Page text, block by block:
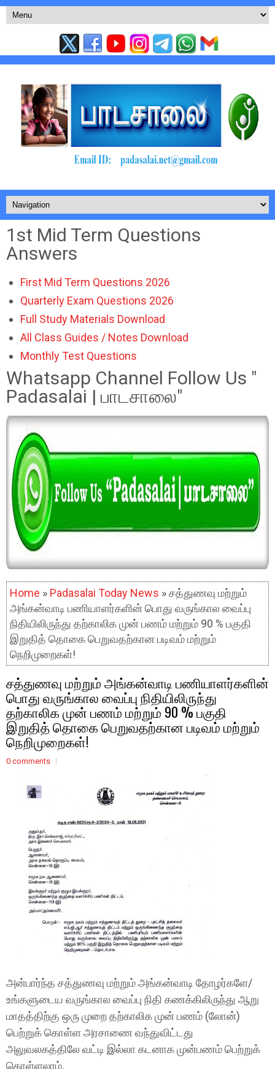
1st Mid Term Questions
Answers
First Mid Term Questions 2026
Quarterly Exam Questions 2026
Full Study Materials Download
All Class Guides / Notes Download
Monthly Test Questions
Whatsapp Channel Follow Us "
Padasalai | பாடசாலை"
Home » Padasalai Today News » சத்துணவு மற்றும்
அங்கன்வாடி பணியாளர்களின் பொது வருங்கால வைப்பு
நிதியிலிருந்து தற்காலிக முன் பணம் மற்றும் 90 % பகுதி
இறுதித் தொகை பெறுவதற்கான படிவம் மற்றும்
நெறிமுறைகள்!
சத்துணவு மற்றும் அங்கன்வாடி பணியாளர்களின்
பொது வருங்கால வைப்பு நிதியிலிருந்து
தற்காலிக முன் பணம் மற்றும் 90 % பகுதி
இறுதித் தொகை பெறுவதற்கான படிவம் மற்றும்
நெறிமுறைகள்!
0 comments
அன்பார்ந்த சத்துணவு மற்றும் அங்கன்வாடி தோழர்களே/
உங்களுடைய வருங்கால வைப்பு நிதி கணக்கிலிருந்து ஆறு
மாதத்திற்கு ஒரு முறை தற்காலிக முன் பணம் (லோன்)
பெற்றுக் கொள்ள அரசாணை வந்துவிட்டது
அலுவலகத்திலே வட்டி இல்லா கடனாக முன்பணம் பெற்றுக்
கொள்ளலாம்.